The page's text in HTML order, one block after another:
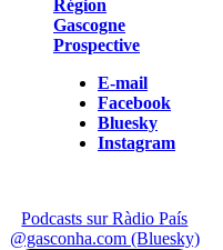
Région
Gascogne
Prospective
E-mail
Facebook
Bluesky
Instagram
Podcasts sur Ràdio País
@gasconha.com (Bluesky)